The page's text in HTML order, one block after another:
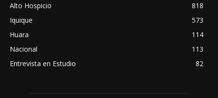
Alto Hospicio
818
Iquique
573
Huara
114
Nacional
113
Entrevista en Estudio
82